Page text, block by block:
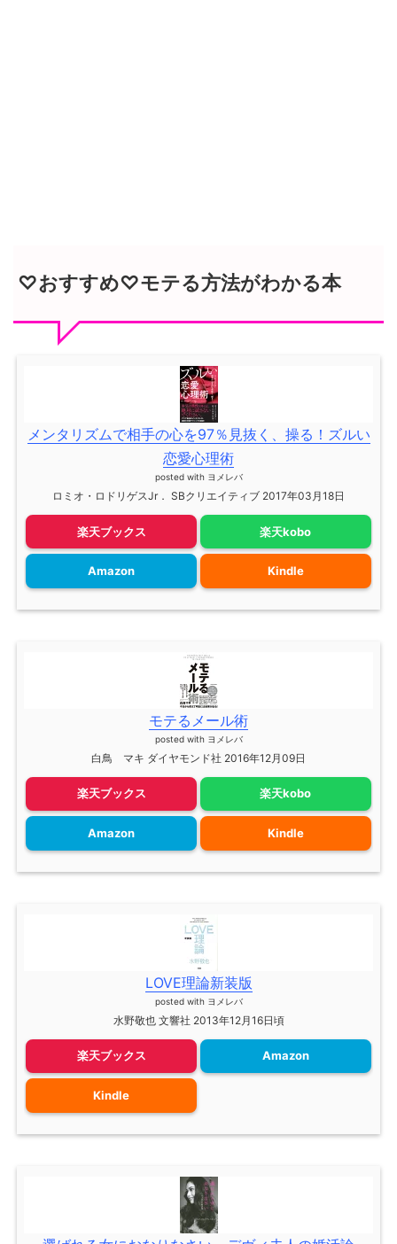
♡おすすめ♡モテる方法がわかる本
メンタリズムで相手の心を97％見抜く、操る！ズルい
恋愛心理術
posted with ヨメレバ
ロミオ・ロドリゲスJr． SBクリエイティブ 2017年03月18日
楽天ブックス 楽天kobo
Amazon Kindle
モテるメール術
posted with ヨメレバ
白鳥 マキ ダイヤモンド社 2016年12月09日
楽天ブックス 楽天kobo
Amazon Kindle
LOVE理論新装版
posted with ヨメレバ
水野敬也 文響社 2013年12月16日頃
楽天ブックス Amazon
Kindle